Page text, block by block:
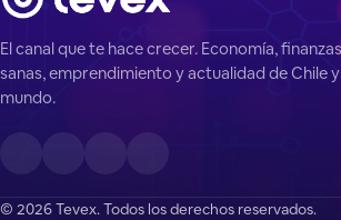
El canal que te hace crecer. Economía, finanzas
sanas, emprendimiento y actualidad de Chile
mundo.
© 2026 Tevex. Todos los derechos reservados.